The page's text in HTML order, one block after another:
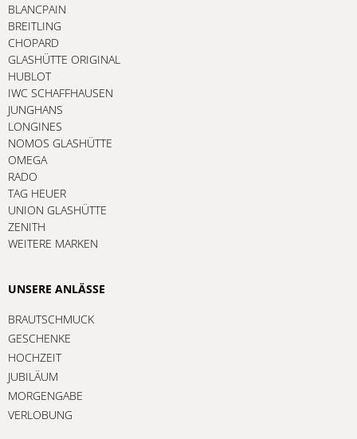
BLANCPAIN
BREITLING
CHOPARD
GLASHÜTTE ORIGINAL
HUBLOT
IWC SCHAFFHAUSEN
JUNGHANS
LONGINES
NOMOS GLASHÜTTE
OMEGA
RADO
TAG HEUER
UNION GLASHÜTTE
ZENITH
WEITERE MARKEN
UNSERE ANLÄSSE
BRAUTSCHMUCK
GESCHENKE
HOCHZEIT
JUBILÄUM
MORGENGABE
VERLOBUNG